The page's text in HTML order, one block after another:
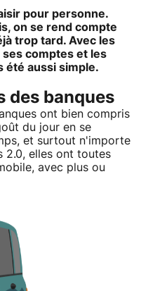
pour personne.
on se rend compte
trop tard. Avec les
ses comptes et les
été aussi simple.
des banques
ont bien compris
du jour en se
et surtout n'importe
2.0, elles ont toutes
avec plus ou